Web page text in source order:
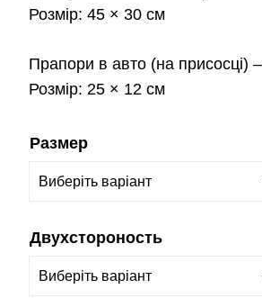
Розмір: 45 × 30 см
Прапори в авто (на присосці)
Розмір: 25 × 12 см
Размер
Двухстороность